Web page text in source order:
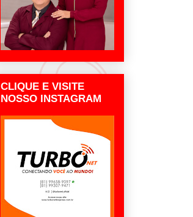
CLIQUE E VISITE
NOSSO INSTAGRAM